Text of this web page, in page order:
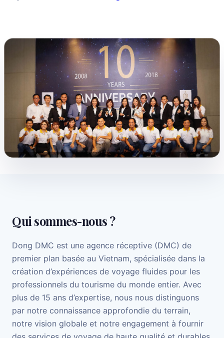
Qui sommes-nous ?
Dong DMC est une agence réceptive (DMC) de
premier plan basée au Vietnam, spécialisée dans la
création d’expériences de voyage fluides pour les
professionnels du tourisme du monde entier. Avec
plus de 15 ans d’expertise, nous nous distinguons
par notre connaissance approfondie du terrain,
notre vision globale et notre engagement à fournir